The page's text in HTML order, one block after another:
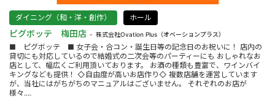
ダイニング（和・洋・創作） ホール
ピグボッテ 梅田店 株式会社Ovation Plus（オベーションプラス）
■ ピグボッテ ■ 女子会・合コン・誕生日等の記念日のお祝いに！ 店内の
貸切にも対応しているので結婚式の二次会等のパーティーにも おしゃれなお
店として、幅広くご利用頂いております。 お酒の種類も豊富で、ワインバイ
キングなども提供！ ◇自由度が高いお店作り◇ 複数店舗を運営しています
が、当社にはがちがちのマニュアルはございません。 それぞれのお店が
様々....